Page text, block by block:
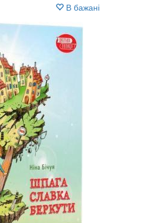
В бажані